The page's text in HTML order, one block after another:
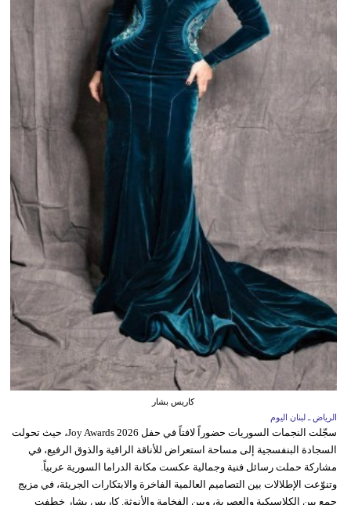
كاريس بشار
الرياض ـ لبنان اليوم
سجّلت النجمات السوريات حضوراً لافتاً في حفل Joy Awards 2026، حيث تحولت
السجادة البنفسجية إلى مساحة استعراض للأناقة الراقية والذوق الرفيع، في
مشاركة حملت رسائل فنية وجمالية عكست مكانة الدراما السورية عربياً.
وتنوّعت الإطلالات بين التصاميم العالمية الفاخرة والابتكارات الجريئة، في مزيج
جمع بين الكلاسيكية والعصرية، وبين الفخامة والأنوثة. كاريس بشار خطفت